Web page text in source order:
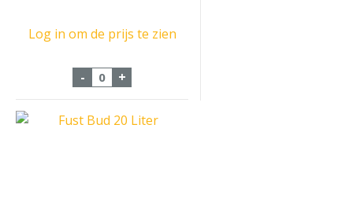
Log in om de prijs te zien
- Tank Kelder Bier Hertog Jan Per Liter
+